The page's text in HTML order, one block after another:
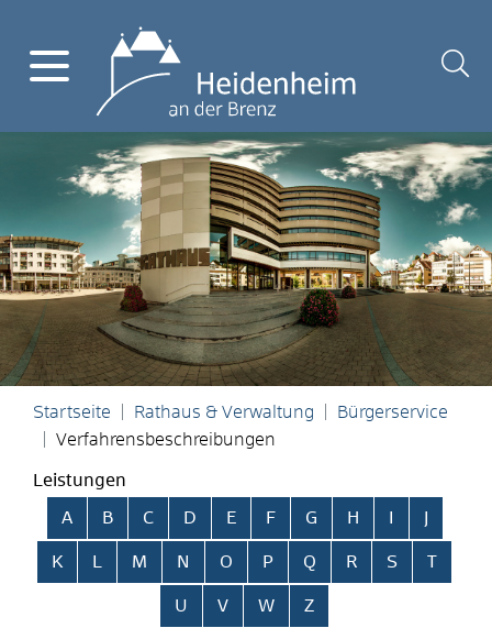
Startseite Rathaus & Verwaltung
Bürgerservice
Verfahrensbeschreibungen
Leistungen
Alphabetisches Register überspringen
A B C D E F G H
K L M N O P Q R S T
U V W Z